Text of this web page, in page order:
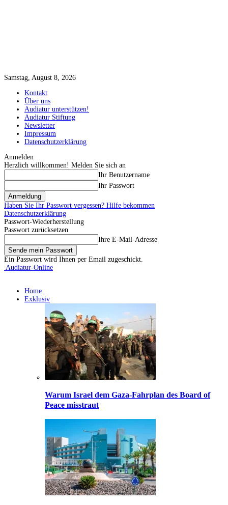
Samstag, August 8, 2026
Kontakt
Über uns
Audiatur unterstützen!
Audiatur Stiftung
Newsletter
Impressum
Datenschutzerklärung
Anmelden
Herzlich willkommen! Melden Sie sich an
Ihr Benutzername
Ihr Passwort
Haben Sie Ihr Passwort vergessen? Hilfe bekommen
Datenschutzerklärung
Passwort-Wiederherstellung
Passwort zurücksetzen
Ihre E-Mail-Adresse
Ein Passwort wird Ihnen per Email zugeschickt.
Audiatur-Online
Home
Exklusiv
Warum Israel dem Gaza-Fahrplan des Board of
Peace misstraut